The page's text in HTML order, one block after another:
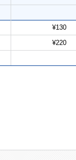
¥130
¥220